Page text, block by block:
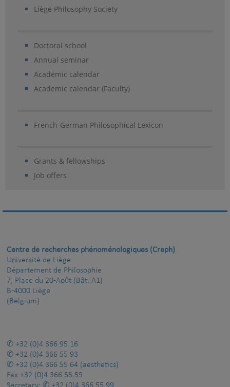
Liège Philosophy Society
Doctoral school
Annual seminar
Academic calendar
Academic calendar (Faculty)
French-German Philosophical Lexicon
Grants & fellowships
Job offers
Centre de recherches phénoménologiques (Creph)
Université de Liège
Département de Philosophie
7, Place du 20-Août (Bât. A1)
B-4000 Liège
(Belgium)
+32 (0)4 366 95 16
+32 (0)4 366 55 93
+32 (0)4 366 55 64 (aesthetics)
Fax +32 (0)4 366 55 59